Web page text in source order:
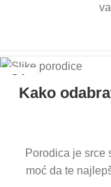
21
APRKako
Porodica je srce
moć da te